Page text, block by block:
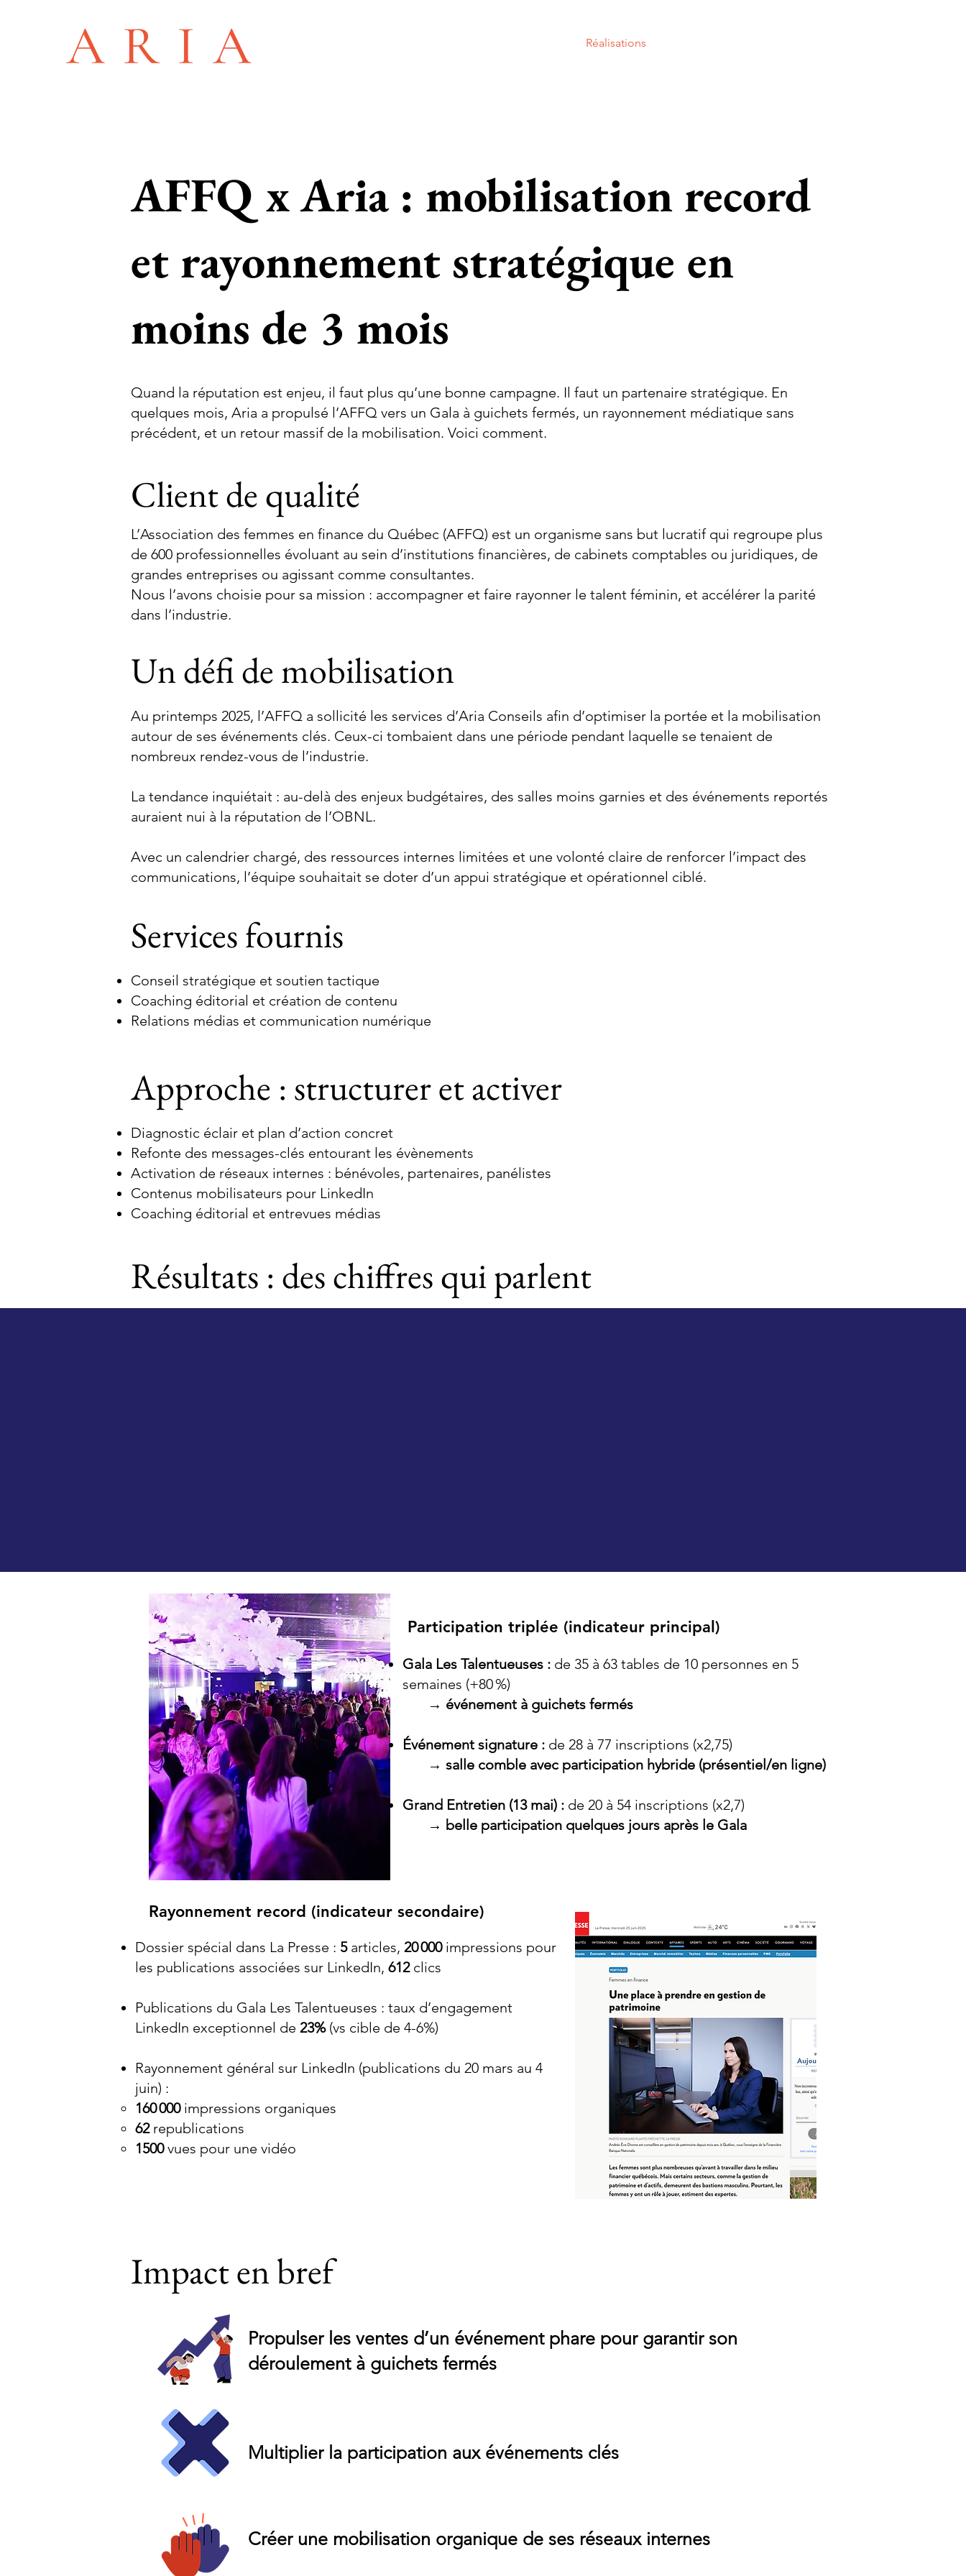
Réalisations
AFFQ x Aria : mobilisation record
et rayonnement stratégique en
moins de 3 mois
Quand la réputation est enjeu, il faut plus qu’une bonne campagne. Il faut un partenaire stratégique. En
quelques mois, Aria a propulsé l’AFFQ vers un Gala à guichets fermés, un rayonnement médiatique sans
précédent, et un retour massif de la mobilisation. Voici comment.
Client de qualité
L’Association des femmes en finance du Québec (AFFQ) est un organisme sans but lucratif qui regroupe plus
de 600 professionnelles évoluant au sein d’institutions financières, de cabinets comptables ou juridiques, de
grandes entreprises ou agissant comme consultantes.
Nous l’avons choisie pour sa mission : accompagner et faire rayonner le talent féminin, et accélérer la parité
dans l’industrie.
Un défi de mobilisation
Au printemps 2025, l’AFFQ a sollicité les services d’Aria Conseils afin d’optimiser la portée et la mobilisation
autour de ses événements clés. Ceux-ci tombaient dans une période pendant laquelle se tenaient de
nombreux rendez-vous de l’industrie.
La tendance inquiétait : au-delà des enjeux budgétaires, des salles moins garnies et des événements reportés
auraient nui à la réputation de l’OBNL.
Avec un calendrier chargé, des ressources internes limitées et une volonté claire de renforcer l’impact des
communications, l’équipe souhaitait se doter d’un appui stratégique et opérationnel ciblé.
Services fournis
Conseil stratégique et soutien tactique
Coaching éditorial et création de contenu
Relations médias et communication numérique
Approche : structurer et activer
Diagnostic éclair et plan d’action concret
Refonte des messages-clés entourant les évènements
Activation de réseaux internes : bénévoles, partenaires, panélistes
Contenus mobilisateurs pour LinkedIn
Coaching éditorial et entrevues médias
Résultats : des chiffres qui parlent
Participation triplée (indicateur principal)
Gala Les Talentueuses : de 35 à 63 tables de 10 personnes en 5
semaines (+80 %)
​ → événement à guichets fermés
Événement signature : de 28 à 77 inscriptions (x2,75)
→ salle comble avec participation hybride (présentiel/en ligne)
Grand Entretien (13 mai) : de 20 à 54 inscriptions (x2,7)
→ belle participation quelques jours après le Gala
Rayonnement record (indicateur secondaire)
Dossier spécial dans La Presse : 5articles, 20 000impressions pour
les publications associées sur LinkedIn, 612 clics
Publications du Gala Les Talentueuses : taux d’engagement
LinkedIn exceptionnel de 23%(vs cible de 4-6%)
Rayonnement général sur LinkedIn (publications du 20 mars au 4
juin) :
160 000impressions organiques
62republications
1500vues pour une vidéo
Impact en bref
Propulser les ventes d’un événement phare pour garantir son
déroulement à guichets fermés
Multiplier la participation aux événements clés
Créer une mobilisation organique de ses réseaux internes